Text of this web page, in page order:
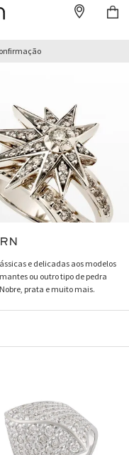
à vista
e delicadas aos modelos
ou outro tipo de pedra
prata e muito mais.